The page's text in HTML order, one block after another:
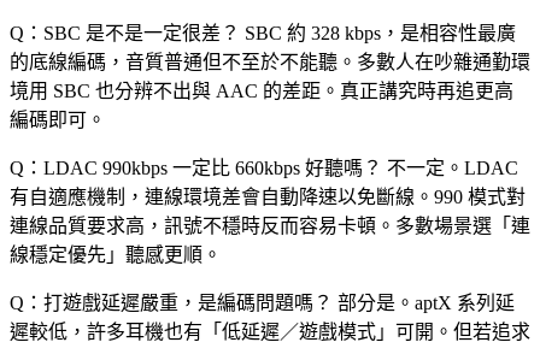
Q：SBC 是不是一定很差？ SBC 約 328 kbps，是相容性最廣
的底線編碼，音質普通但不至於不能聽。多數人在吵雜通勤環
境用 SBC 也分辨不出與 AAC 的差距。真正講究時再追更高
編碼即可。
Q：LDAC 990kbps 一定比 660kbps 好聽嗎？ 不一定。LDAC
有自適應機制，連線環境差會自動降速以免斷線。990 模式對
連線品質要求高，訊號不穩時反而容易卡頓。多數場景選「連
線穩定優先」聽感更順。
Q：打遊戲延遲嚴重，是編碼問題嗎？ 部分是。aptX 系列延
遲較低，許多耳機也有「低延遲／遊戲模式」可開。但若追求